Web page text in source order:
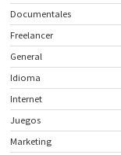
Documentales
Freelancer
General
Idioma
Internet
Juegos
Marketing